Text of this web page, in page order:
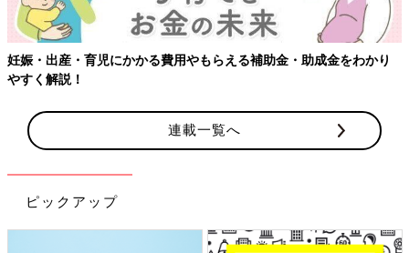
妊娠・出産・育児にかかる費用やもらえる補助金・助成金をわかり
やすく解説！
連載一覧へ
ピックアップ